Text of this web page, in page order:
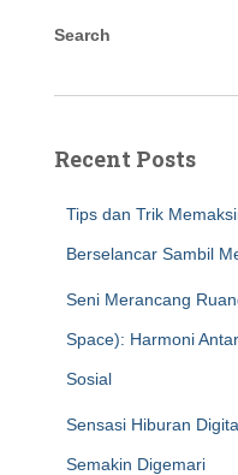
Search
Recent Posts
Tips dan Trik
Berselancar Sambil
Seni Merancang
Space): Harmoni
Sosial
Sensasi Hiburan
Semakin Digemari